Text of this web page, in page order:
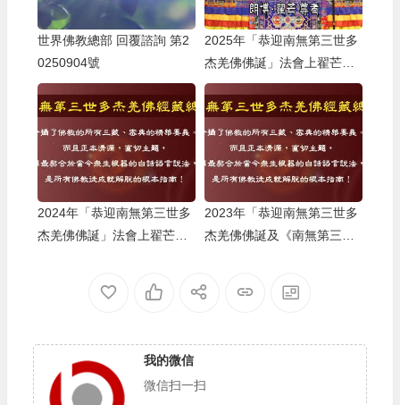
世界佛教總部 回覆諮詢 第2
0250904號
2025年「恭迎南無第三世多
杰羌佛佛誕」法會上翟芒尊
者的講話
2024年「恭迎南無第三世多
杰羌佛佛誕」法會上翟芒尊
2023年「恭迎南無第三世多
杰羌佛佛誕及《南無第三世
話内容
我的微信
微信扫一扫